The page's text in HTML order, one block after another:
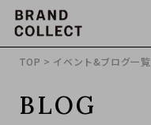
TOP > イベント&ブログ一覧
BLOG